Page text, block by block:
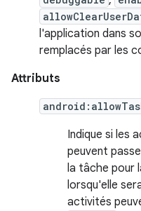
l'application dans
remplacés par les
Attributs
Indique si les
peuvent
la tâche pour
lorsqu'elle
activités